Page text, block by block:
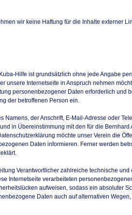
wir keine Haftung für die Inhalte externer
Hilfe ist grundsätzlich ohne jede Angabe
unsere Internetseite in Anspruch nehmen
personenbezogener Daten erforderlich und
der betroffenen Person ein.
der Anschrift, E-Mail-Adresse oder
in Übereinstimmung mit den für die
möchte unser Verein die
Daten informieren. Ferner werden
Verantwortlicher zahlreiche technische
Internetseite verarbeiteten
aufweisen, sodass ein absoluter
Daten auch auf alternativen